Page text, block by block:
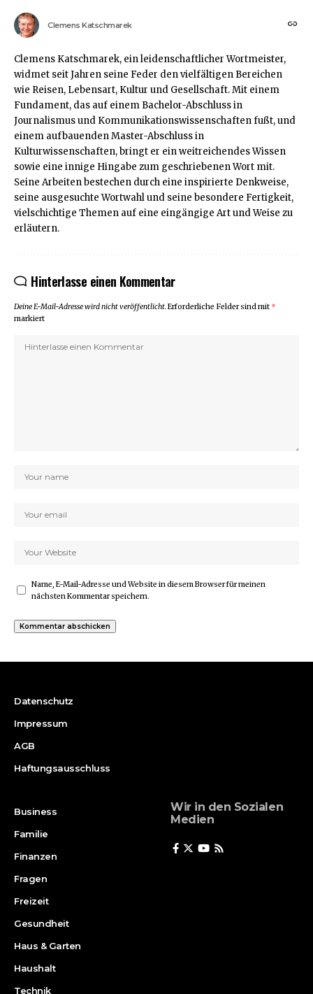
Clemens Katschmarek
Clemens Katschmarek, ein leidenschaftlicher Wortmeister,
widmet seit Jahren seine Feder den vielfältigen Bereichen
wie Reisen, Lebensart, Kultur und Gesellschaft. Mit einem
Fundament, das auf einem Bachelor-Abschluss in
Journalismus und Kommunikationswissenschaften fußt, und
einem aufbauenden Master-Abschluss in
Kulturwissenschaften, bringt er ein weitreichendes Wissen
sowie eine innige Hingabe zum geschriebenen Wort mit.
Seine Arbeiten bestechen durch eine inspirierte Denkweise,
seine ausgesuchte Wortwahl und seine besondere Fertigkeit,
vielschichtige Themen auf eine eingängige Art und Weise zu
erläutern.
Hinterlasse einen Kommentar
Deine E-Mail-Adresse wird nicht veröffentlicht.Erforderliche Felder sind mit *
markiert
Name, E-Mail-Adresse und Website in diesem Browser für meinen
nächsten Kommentar speichern.
Datenschutz
Impressum
AGB
Haftungsausschluss
Business
Familie
Finanzen
Fragen
Freizeit
Gesundheit
Haus & Garten
Haushalt
Technik
Wir in den Sozialen
Medien